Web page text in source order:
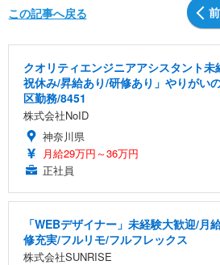
この記事へ戻る
クオリティエンジニアアシスタント
祝休み/昇給あり/研修あり」やりがい
区勤務/8451
株式会社NoID
神奈川県
月給29万円～36万円
正社員
「WEBデザイナー」未経験大歓迎/月
修充実/フルリモ/フルフレックス
株式会社SUNRISE